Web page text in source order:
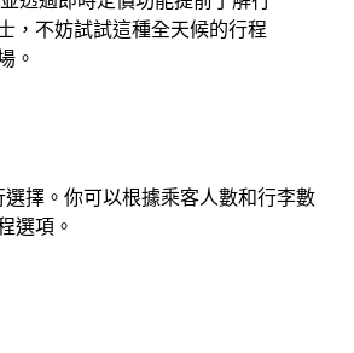
，不妨試試這種全天候的行程
。
擇。你可以根據乘客人數和行李數
選項。